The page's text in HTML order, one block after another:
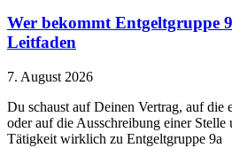
Wer bekommt Entgeltgruppe
Leitfaden
7. August 2026
Du schaust auf Deinen Vertrag, auf die
oder auf die Ausschreibung einer
Tätigkeit wirklich zu Entgeltgruppe 9a